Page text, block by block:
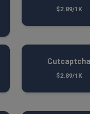
$2.89/1K
Cutcaptcha
$2.89/1K